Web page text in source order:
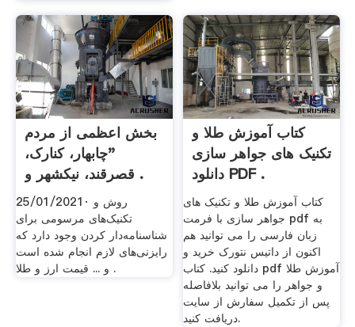
بخش اعظمی از مردم
"چابهار، کنارک،
قصرقند، نیکشهر و .
25/01/2021· روش و
تکنیک‌های مرسومی برای
شناسنامه‌دار کردن وجود دارد که
رایزنی‌های لازم انجام شده است
و ... قیمت ارز و طلا .
کتاب آموزش طلا و
تکنیک های جواهر سازی
دانلود PDF .
کتاب آموزش طلا و تکنیک های
جواهر سازی با فرمت pdf به
زبان فارسی را می توانید هم
اکنون از داتیس نتورک خرید و
دانلود کنید. کتاب pdf آموزش طلا
و جواهر را می توانید بلافاصله
پس از تکمیل سفارش از سایت
دریافت کنید.